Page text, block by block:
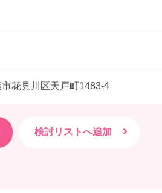
市花見川区天戸町1483-4